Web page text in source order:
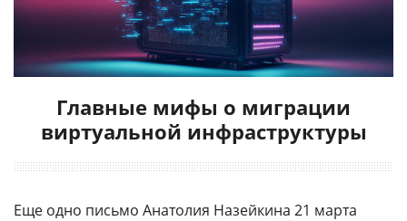
Главные мифы о миграции
виртуальной инфраструктуры
Еще одно письмо Анатолия Назейкина 21 марта